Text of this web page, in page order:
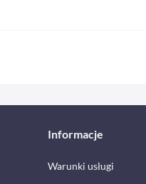
Informacje
Warunki usługi